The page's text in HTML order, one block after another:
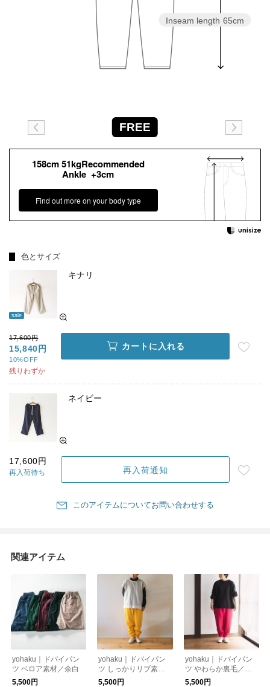
Inseam length 65cm
FREE
158cm 51kgRecommended
Ankle +3cm
Find out more on your body type
色とサイズ
sale
キナリ
17,600円
15,840円
10%OFF
残りわずか
カートに入れる
ネイビー
17,600円
再入荷待ち 再入荷通知
このアイテムについてお問い合わせする
関連アイテム
yohaku｜ドバイパン
ツ ベロア素材／余白
5,500円
yohaku｜ドバイパン
ツ しっかりリブ素材
／余白
5,500円
yohaku｜ドバイパン
ツ やわらか裏毛／余
白
5,500円